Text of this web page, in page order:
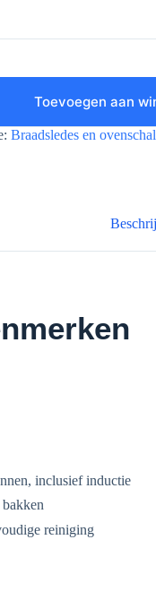
Toevoegen aan
Braadsledes en
inclusief inductie
bakken
reiniging